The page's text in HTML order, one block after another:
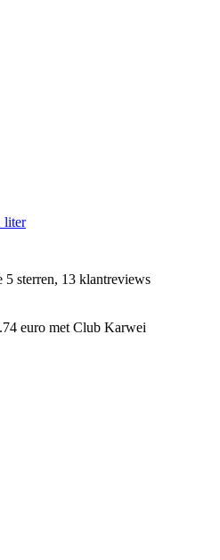
liter
5 sterren, 13 klantreviews
euro met Club Karwei